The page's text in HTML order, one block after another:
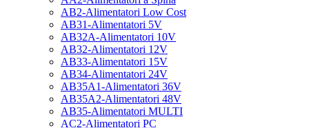
AB2-Alimentatori Low Cost
AB31-Alimentatori 5V
AB32A-Alimentatori 10V
AB32-Alimentatori 12V
AB33-Alimentatori 15V
AB34-Alimentatori 24V
AB35A1-Alimentatori 36V
AB35A2-Alimentatori 48V
AB35-Alimentatori MULTI
AC2-Alimentatori PC